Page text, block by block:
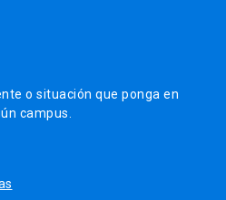
o situación que ponga en
campus.